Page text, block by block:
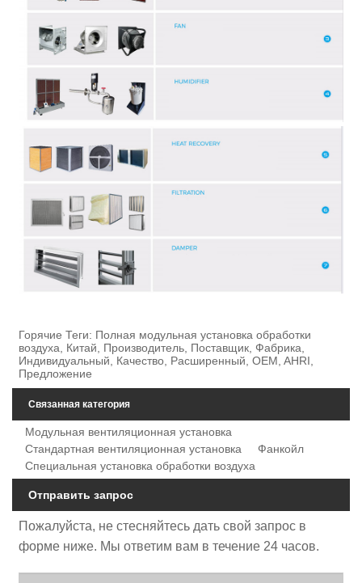
Горячие Теги: Полная модульная установка обработки
воздуха, Китай, Производитель, Поставщик, Фабрика,
Индивидуальный, Качество, Расширенный, OEM, AHRI,
Предложение
Связанная категория
Модульная вентиляционная установка
Стандартная вентиляционная установка
Фанкойл
Специальная установка обработки воздуха
Отправить запрос
Пожалуйста, не стесняйтесь дать свой запрос в
форме ниже. Мы ответим вам в течение 24 часов.